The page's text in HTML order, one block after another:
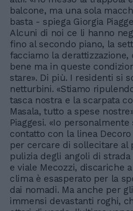
balcone, ma una sola
basta - spiega Giorgia
Alcuni di noi ce li hanno
fino al secondo piano, la
facciamo la
bene ma in queste
stare». Di più. I residenti si
netturbini. «Stiamo
tasca nostra e la scarpata
Masala, tutto a spese
Piaggesi. «Io
contatto con la linea
per cercare di sollecitare al
pulizia degli angoli di
e viale Mecozzi, discariche
clima è esasperato per la
dai nomadi. Ma anche per
immensi devastanti roghi,